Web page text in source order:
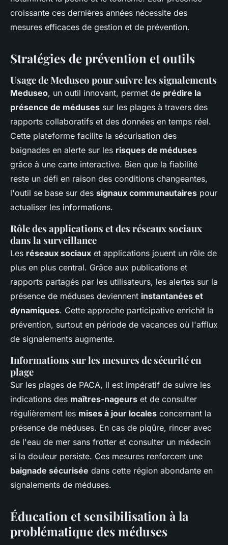
croissante ces dernières années nécessite des
mesures efficaces de gestion et de prévention.
Stratégies de prévention et outils
Usage de Meduseo pour suivre les signalements
Meduseo, un outil innovant, permet de prédire la
présence de méduses sur les plages à travers des
rapports collaboratifs et des données en temps réel.
Cette plateforme facilite la sécurisation des
baignades en alerte sur les risques de méduses
grâce à une carte interactive. Bien que la fiabilité
reste un défi en raison des conditions changeantes,
l'outil se base sur des signaux communautaires pour
actualiser les informations.
Rôle des applications et des réseaux sociaux
dans la surveillance
Les réseaux sociaux et applications jouent un rôle de
plus en plus central. Grâce aux publications et
rapports partagés par les utilisateurs, les alertes sur la
présence de méduses deviennent instantanées et
dynamiques. Cette approche participative enrichit la
prévention, surtout en période de vacances où l'afflux
de signalements augmente.
Informations sur les mesures de sécurité en
plage
Sur les plages de PACA, il est impératif de suivre les
indications des maîtres-nageurs et de consulter
régulièrement les mises à jour locales concernant la
présence de méduses. En cas de piqûre, rincer avec
de l'eau de mer sans frotter et consulter un médecin
si la douleur persiste. Ces mesures renforcent une
baignade sécurisée dans cette région abondante en
signalements de méduses.
Éducation et sensibilisation à la
problématique des méduses